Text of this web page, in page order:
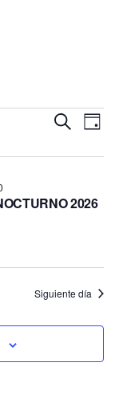
y
vistas
Buscar
de
Día
2026
Siguiente día